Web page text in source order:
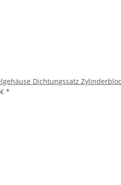
Dichtungssatz
*